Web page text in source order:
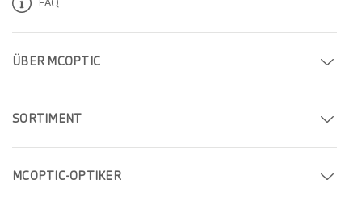
ÜBER MCOPTIC
Termin buchen
Filiale finden
Karriere
SORTIMENT
Brillen
Sonnenbrillen
MCOPTIC-OPTIKER